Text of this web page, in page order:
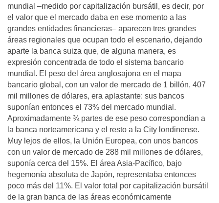
mundial –medido por capitalización bursátil, es decir, por
el valor que el mercado daba en ese momento a las
grandes entidades financieras– aparecen tres grandes
áreas regionales que ocupan todo el escenario, dejando
aparte la banca suiza que, de alguna manera, es
expresión concentrada de todo el sistema bancario
mundial. El peso del área anglosajona en el mapa
bancario global, con un valor de mercado de 1 billón, 407
mil millones de dólares, era aplastante: sus bancos
suponían entonces el 73% del mercado mundial.
Aproximadamente ¾ partes de ese peso correspondían a
la banca norteamericana y el resto a la City londinense.
Muy lejos de ellos, la Unión Europea, con unos bancos
con un valor de mercado de 288 mil millones de dólares,
suponía cerca del 15%. El área Asia-Pacífico, bajo
hegemonía absoluta de Japón, representaba entonces
poco más del 11%. El valor total por capitalización bursátil
de la gran banca de las áreas económicamente